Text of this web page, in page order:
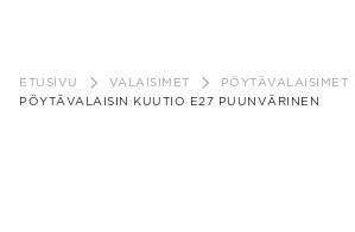
sisältöön
ETUSIVU VALAISIMET
PÖYTÄVALAISIMET
PÖYTÄVALAISIN KUUTIO E27 PUUNVÄRINEN